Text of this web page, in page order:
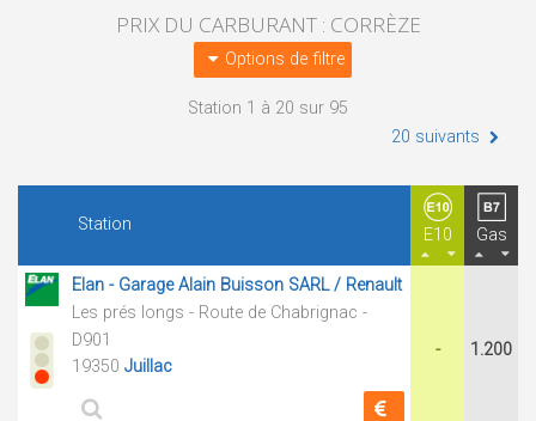
PRIX DU CARBURANT : CORRÈZE
Options de filtre
Station 1 à 20 sur 95
20 suivants
Station
E10 Gas
Elan - Garage Alain Buisson SARL / Renault
Les prés longs - Route de Chabrignac -
D901
19350 Juillac
- 1.200